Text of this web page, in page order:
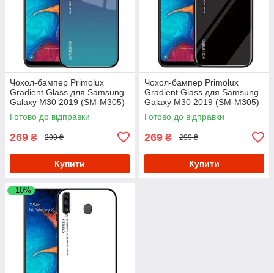
Чохол-бампер Primolux
Gradient Glass для Samsung
Galaxy M30 2019 (SM-M305)
- Purple
Готово до відправки
269 ₴ 299 ₴
Купити
Чохол-бампер Primolux
Gradient Glass для Samsung
Galaxy M30 2019 (SM-M305)
- Black
Готово до відправки
269 ₴ 299 ₴
Купити
–10%